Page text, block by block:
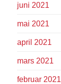
juni 2021
mai 2021
april 2021
mars 2021
februar 2021